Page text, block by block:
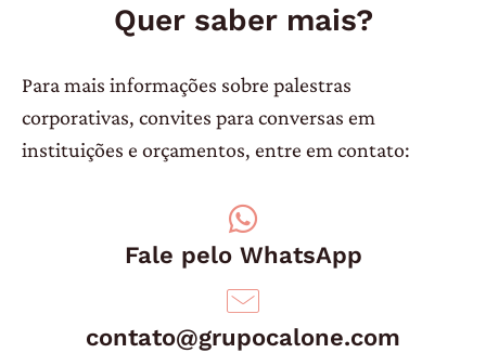
Quer saber mais?
Para mais informações sobre palestras
corporativas, convites para conversas em
instituições e orçamentos, entre em contato:
Fale pelo WhatsApp
contato@grupocalone.com